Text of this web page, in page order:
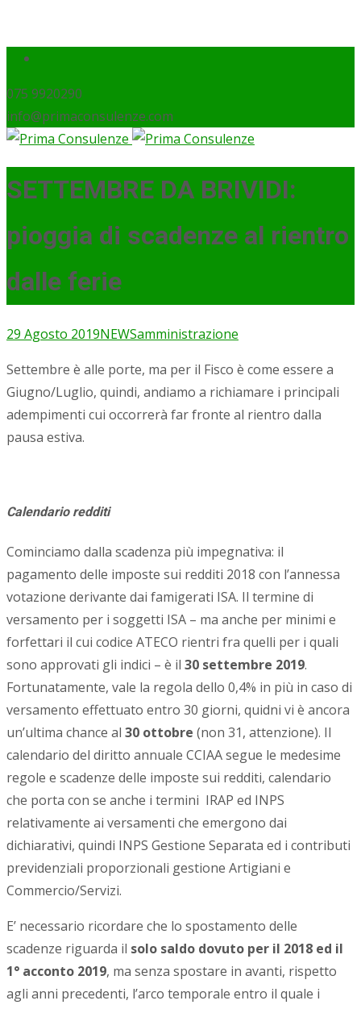
075 9920290
info@primaconsulenze.com
SETTEMBRE DA BRIVIDI:
pioggia di scadenze al rientro
dalle ferie
29 Agosto 2019NEWSamministrazione
Settembre è alle porte, ma per il Fisco è come essere a
Giugno/Luglio, quindi, andiamo a richiamare i principali
adempimenti cui occorrerà far fronte al rientro dalla
pausa estiva.
Calendario redditi
Cominciamo dalla scadenza più impegnativa: il
pagamento delle imposte sui redditi 2018 con l’annessa
votazione derivante dai famigerati ISA. Il termine di
versamento per i soggetti ISA – ma anche per minimi e
forfettari il cui codice ATECO rientri fra quelli per i quali
sono approvati gli indici – è il 30 settembre 2019.
Fortunatamente, vale la regola dello 0,4% in più in caso di
versamento effettuato entro 30 giorni, quidni vi è ancora
un’ultima chance al 30 ottobre (non 31, attenzione). Il
calendario del diritto annuale CCIAA segue le medesime
regole e scadenze delle imposte sui redditi, calendario
che porta con se anche i termini IRAP ed INPS
relativamente ai versamenti che emergono dai
dichiarativi, quindi INPS Gestione Separata ed i contributi
previdenziali proporzionali gestione Artigiani e
Commercio/Servizi.
E’ necessario ricordare che lo spostamento delle
scadenze riguarda il solo saldo dovuto per il 2018 ed il
1° acconto 2019, ma senza spostare in avanti, rispetto
agli anni precedenti, l’arco temporale entro il quale i